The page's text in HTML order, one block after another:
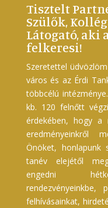
Tisztelt
Szülők,
Látogató, aki
felkeresi!
Szeretettel
város és az Érdi
többcélú
kb. 120 felnőtt
érdekében, hogy a
eredményeinkről
Önöket, honlapunk
tanév elejétől
engedni
rendezvényeinkbe,
felhívásainkat,